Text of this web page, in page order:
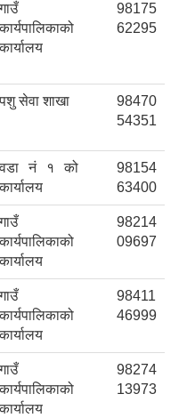
गाउँ
कार्यपालिकाको
कार्यालय
98175
62295
पशु सेवा शाखा
98470
54351
वडा नं १ को
कार्यालय
98154
63400
गाउँ
कार्यपालिकाको
कार्यालय
98214
09697
गाउँ
कार्यपालिकाको
कार्यालय
98411
46999
गाउँ
कार्यपालिकाको
कार्यालय
98274
13973